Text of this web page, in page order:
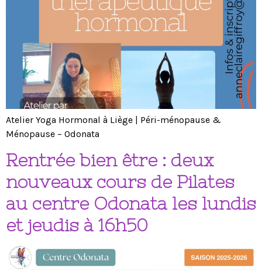
Atelier Yoga Hormonal à Liège | Péri-ménopause &
Ménopause – Odonata
Rentrée bien être : deux
nouveaux cours de Pilates
au centre Odonata les lundis
et jeudis à 16h50